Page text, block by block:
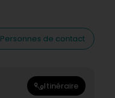
Personnes de contact
Itinéraire